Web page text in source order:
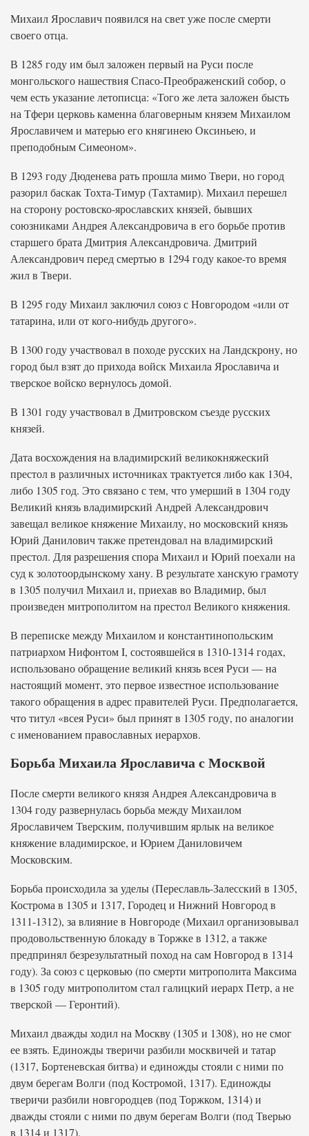
Михаил Ярославич появился на свет уже после смерти
своего отца.
В 1285 году им был заложен первый на Руси после
монгольского нашествия Спасо-Преображенский собор, о
чем есть указание летописца: «Того же лета заложен бысть
на Тфери церковь каменна благоверным князем Михаилом
Ярославичем и матерью его княгинею Оксиньею, и
преподобным Симеоном».
В 1293 году Дюденева рать прошла мимо Твери, но город
разорил баскак Тохта-Тимур (Тахтамир). Михаил перешел
на сторону ростовско-ярославских князей, бывших
союзниками Андрея Александровича в его борьбе против
старшего брата Дмитрия Александровича. Дмитрий
Александрович перед смертью в 1294 году какое-то время
жил в Твери.
В 1295 году Михаил заключил союз с Новгородом «или от
татарина, или от кого-нибудь другого».
В 1300 году участвовал в походе русских на Ландскрону, но
город был взят до прихода войск Михаила Ярославича и
тверское войско вернулось домой.
В 1301 году участвовал в Дмитровском съезде русских
князей.
Дата восхождения на владимирский великокняжеский
престол в различных источниках трактуется либо как 1304,
либо 1305 год. Это связано с тем, что умерший в 1304 году
Великий князь владимирский Андрей Александрович
завещал великое княжение Михаилу, но московский князь
Юрий Данилович также претендовал на владимирский
престол. Для разрешения спора Михаил и Юрий поехали на
суд к золотоордынскому хану. В результате ханскую грамоту
в 1305 получил Михаил и, приехав во Владимир, был
произведен митрополитом на престол Великого княжения.
В переписке между Михаилом и константинопольским
патриархом Нифонтом I, состоявшейся в 1310-1314 годах,
использовано обращение великий князь всея Руси — на
настоящий момент, это первое известное использование
такого обращения в адрес правителей Руси. Предполагается,
что титул «всея Руси» был принят в 1305 году, по аналогии
с именованием православных иерархов.
Борьба Михаила Ярославича с Москвой
После смерти великого князя Андрея Александровича в
1304 году развернулась борьба между Михаилом
Ярославичем Тверским, получившим ярлык на великое
княжение владимирское, и Юрием Даниловичем
Московским.
Борьба происходила за уделы (Переславль-Залесский в 1305,
Кострома в 1305 и 1317, Городец и Нижний Новгород в
1311-1312), за влияние в Новгороде (Михаил организовывал
продовольственную блокаду в Торжке в 1312, а также
предпринял безрезультатный поход на сам Новгород в 1314
году). За союз с церковью (по смерти митрополита Максима
в 1305 году митрополитом стал галицкий иерарх Петр, а не
тверской — Геронтий).
Михаил дважды ходил на Москву (1305 и 1308), но не смог
ее взять. Единожды тверичи разбили москвичей и татар
(1317, Бортеневская битва) и единожды стояли с ними по
двум берегам Волги (под Костромой, 1317). Единожды
тверичи разбили новгородцев (под Торжком, 1314) и
дважды стояли с ними по двум берегам Волги (под Тверью
в 1314 и 1317).